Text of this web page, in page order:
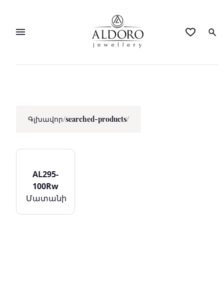
Գլխավոր/searched-products/
AL295-
100Rw
Մատանի